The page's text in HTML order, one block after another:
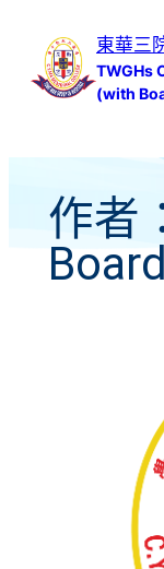
容
東華三
TWGHs
(with
作者